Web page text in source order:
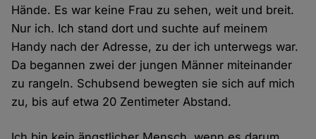
Hände. Es war keine Frau zu sehen, weit und breit.
Nur ich. Ich stand dort und suchte auf meinem
Handy nach der Adresse, zu der ich unterwegs war.
Da begannen zwei der jungen Männer miteinander
zu rangeln. Schubsend bewegten sie sich auf mich
zu, bis auf etwa 20 Zentimeter Abstand.